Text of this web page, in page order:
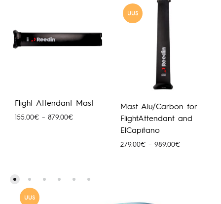
Flight Attendant Mast
155.00€ – 879.00€Hinnavahemik:
UUS
Mast Alu/Carbon for
FlightAttendant and
ElCapitano
279.00€ – 989.00€
UUS